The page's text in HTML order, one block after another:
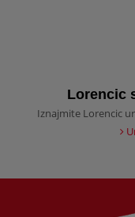
Lorencic
Iznajmite Lorencic